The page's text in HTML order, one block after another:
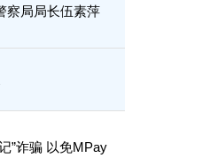
察局局长伍素萍
”诈骗 以免MPay